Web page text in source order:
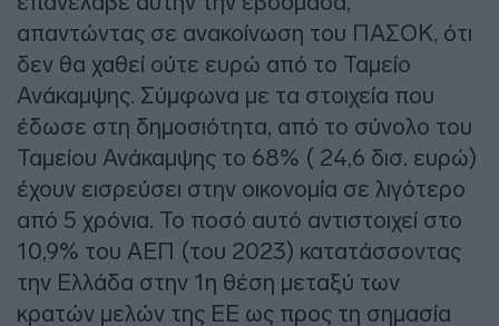
απαντώντας σε ανακοίνωση του ΠΑΣΟΚ, ότι
δεν θα χαθεί ούτε ευρώ από το Ταμείο
Ανάκαμψης. Σύμφωνα με τα στοιχεία που
έδωσε στη δημοσιότητα, από το σύνολο του
Ταμείου Ανάκαμψης το 68% ( 24,6 δισ. ευρώ)
έχουν εισρεύσει στην οικονομία σε λιγότερο
από 5 χρόνια. Το ποσό αυτό αντιστοιχεί στο
10,9% του ΑΕΠ (του 2023) κατατάσσοντας
την Ελλάδα στην 1η θέση μεταξύ των
κρατών μελών της ΕΕ ως προς τη σημασία